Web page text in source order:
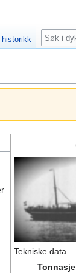
Tekniske data
Tonnasje
historikk Søk